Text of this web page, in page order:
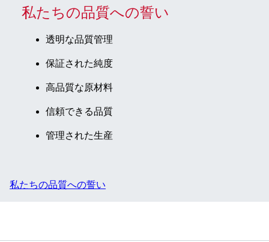
私たちの品質への誓い
透明な品質管理
保証された純度
高品質な原材料
信頼できる品質
管理された生産
私たちの品質への誓い